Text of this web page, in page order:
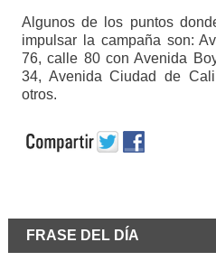
Algunos de los puntos
impulsar la campaña son:
76, calle 80 con Avenida
34, Avenida Ciudad de
otros.
FRASE DEL DÍA